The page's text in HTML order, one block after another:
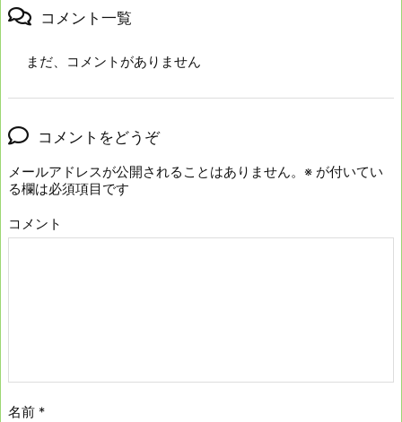
コメント一覧
まだ、コメントがありません
コメントをどうぞ
メールアドレスが公開されることはありません。 ※ が付いてい
る欄は必須項目です
コメント
名前 *